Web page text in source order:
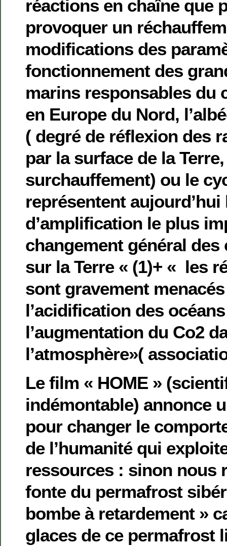
réactions en chaîne que
provoquer un
modifications des
fonctionnement des
marins responsables du
en Europe du Nord,
( degré de réflexion des
par la surface de la
surchauffement) ou le
représentent
d’amplification le plus
changement général
sur la Terre « (1)+ « les
sont gravement
l’acidification des
l’augmentation du Co2
l’atmosphère»(
Le film « HOME »
indémontable) annonce
pour changer le
de l’humanité qui
ressources : sinon nous
fonte du permafrost
bombe à retardement »
glaces de ce permafrost